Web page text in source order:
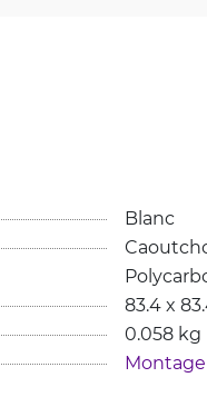
Blanc
83.4 x
0.058 kg